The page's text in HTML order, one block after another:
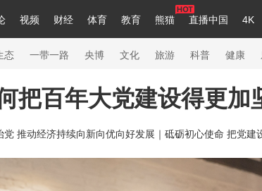
视频 财经 体育 教育 熊猫 直播中国 4K
+ 中国领导人 央视快评 习式妙语 热解读 天
节目单 听音 微视频 主持人 下载央视影音
English Монгол
态 一带一路 央博 文化 旅游 科普 健康
纪录 纪录片网 国家大剧院 大型活动
事 科技 法治 文娱 人物 公益 图片
天学习
把百年大党建设得更
推动经济持续向新向优向好发展｜ 砥砺初心使命 把党建